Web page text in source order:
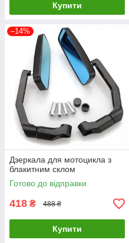
Купити
–14%
Дзеркала для мотоцикла з
блакитним склом
Готово до відправки
418 ₴ 488 ₴
Купити